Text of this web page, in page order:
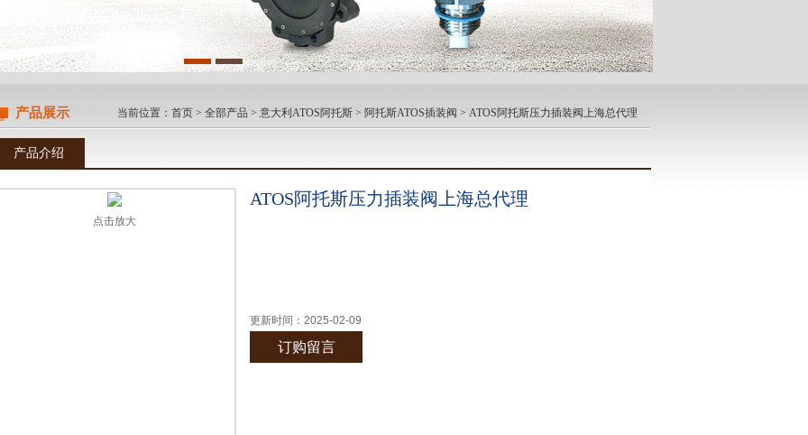
产品展示 当前位置： 首页 > 全部产品 > 意大利ATOS阿托斯 > 阿托斯ATOS插装阀 > ATOS阿托斯压力插装阀上海总代理
产品介绍
点击放大
ATOS阿托斯压力插装阀上海总代理
更新时间： 2025-02-09
订购留言